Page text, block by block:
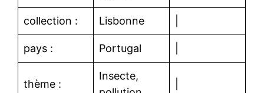
collection : Lisbonne
pays : Portugal
thème :
Insecte,